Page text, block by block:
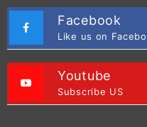
Facebook
Like us on
Youtube
Subscribe US